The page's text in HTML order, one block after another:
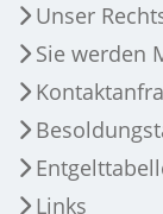
Unser
Sie werden
Links